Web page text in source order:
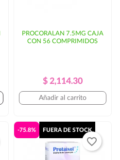
PROCORALAN 7.5MG CAJA
CON 56 COMPRIMIDOS
Precio
Regular
Precio
$ 2,114.30
Añadir al carrito
-75.8% FUERA DE STOCK
favorite_border